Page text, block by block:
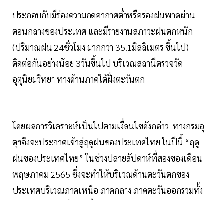
ประกอบกับมีร่องความกดอากาศต่ำหรือร่องฝนพาดผ่าน
ตอนกลางของประเทศ และมีรายงานสภาวะฝนตกหนัก
(ปริมาณฝน 24ชั่วโมง มากกว่า 35.1มิลลิเมตร ขึ้นไป)
ติดต่อกันอย่างน้อย 3วันขึ้นไป บริเวณสถานีตรวจวัด
อุตุนิยมวิทยา ทางด้านภาคใต้ฝั่งตะวันตก
โดยผลการวิเคราะห์เป็นไปตามเงื่อนไขดังกล่าว ทางกรมอุ
ตุฯจึงจะประกาศเข้าสู่ฤดูฝนของประเทศไทย ในปีนี้ “ฤดู
ฝนของประเทศไทย” ในช่วงปลายสัปดาห์ที่สองของเดือน
พฤษภาคม 2565 ซึ่งจะทำให้บริเวณด้านตะวันตกของ
ประเทศบริเวณภาคเหนือ ภาคกลาง ภาคตะวันออกรวมทั้ง